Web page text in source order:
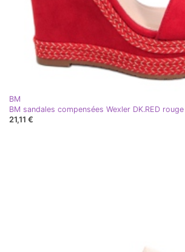
BM
BM sandales compensées Wexler DK.RED rouge
21,11 €